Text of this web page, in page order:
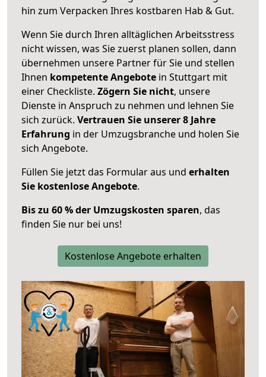
hin zum Verpacken Ihres kostbaren Hab & Gut.
Wenn Sie durch Ihren alltäglichen Arbeitsstress
nicht wissen, was Sie zuerst planen sollen, dann
übernehmen unsere Partner für Sie und stellen
Ihnen kompetente Angebote in Stuttgart mit
einer Checkliste. Zögern Sie nicht, unsere
Dienste in Anspruch zu nehmen und lehnen Sie
sich zurück. Vertrauen Sie unserer 8 Jahre
Erfahrung in der Umzugsbranche und holen Sie
sich Angebote.
Füllen Sie jetzt das Formular aus und erhalten
Sie kostenlose Angebote.
Bis zu 60 % der Umzugskosten sparen, das
finden Sie nur bei uns!
Kostenlose Angebote erhalten